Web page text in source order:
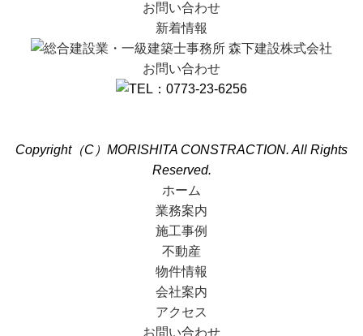
お問い合わせ
新着情報
お問い合わせ
Copyright（C）MORISHITA CONSTRACTION. All Rights
Reserved.
ホーム
業務案内
施工事例
不動産
物件情報
会社案内
アクセス
お問い合わせ